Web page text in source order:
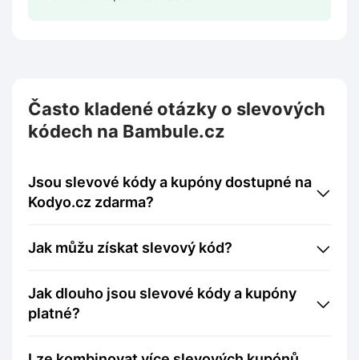
Často kladené otázky o slevových
kódech na Bambule.cz
Jsou slevové kódy a kupóny dostupné na
Kodyo.cz zdarma?
Jak můžu získat slevový kód?
Jak dlouho jsou slevové kódy a kupóny
platné?